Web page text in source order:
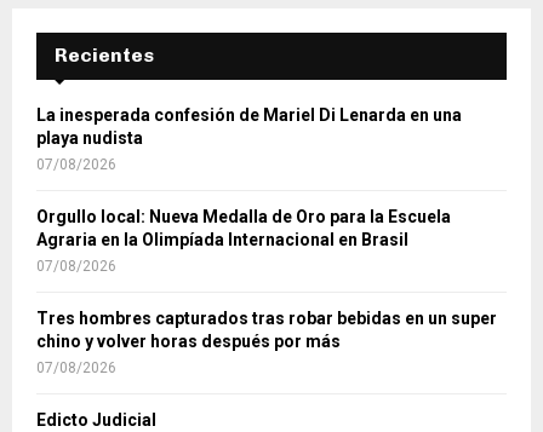
Recientes
La inesperada confesión de Mariel Di Lenarda en una
playa nudista
07/08/2026
Orgullo local: Nueva Medalla de Oro para la Escuela
Agraria en la Olimpíada Internacional en Brasil
07/08/2026
Tres hombres capturados tras robar bebidas en un super
chino y volver horas después por más
07/08/2026
Edicto Judicial